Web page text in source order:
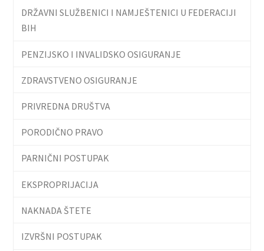
DRŽAVNI SLUŽBENICI I NAMJEŠTENICI U FEDERACIJI
BIH
PENZIJSKO I INVALIDSKO OSIGURANJE
ZDRAVSTVENO OSIGURANJE
PRIVREDNA DRUŠTVA
PORODIČNO PRAVO
PARNIČNI POSTUPAK
EKSPROPRIJACIJA
NAKNADA ŠTETE
IZVRŠNI POSTUPAK